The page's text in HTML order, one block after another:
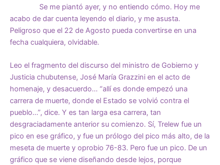
Se me piantó ayer, y no entiendo cómo. Hoy me
acabo de dar cuenta leyendo el diario, y me asusta.
Peligroso que el 22 de Agosto pueda convertirse en una
fecha cualquiera, olvidable.
Leo el fragmento del discurso del ministro de Gobierno y
Justicia chubutense, José María Grazzini en el acto de
homenaje, y desacuerdo… “allí es donde empezó una
carrera de muerte, donde el Estado se volvió contra el
pueblo…”, dice. Y es tan larga esa carrera, tan
desgraciadamente anterior su comienzo. Sí, Trelew fue un
pico en ese gráfico, y fue un prólogo del pico más alto, de la
meseta de muerte y oprobio 76-83. Pero fue un pico. De un
gráfico que se viene diseñando desde lejos, porque